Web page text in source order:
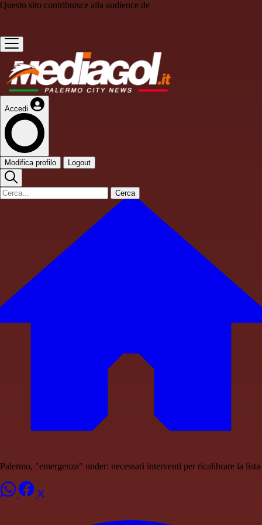
Questo sito contribuisce alla audience de
Accedi
Modifica profilo Logout
Cerca
Palermo, "emergenza" under: necessari interventi per ricalibrare la lista